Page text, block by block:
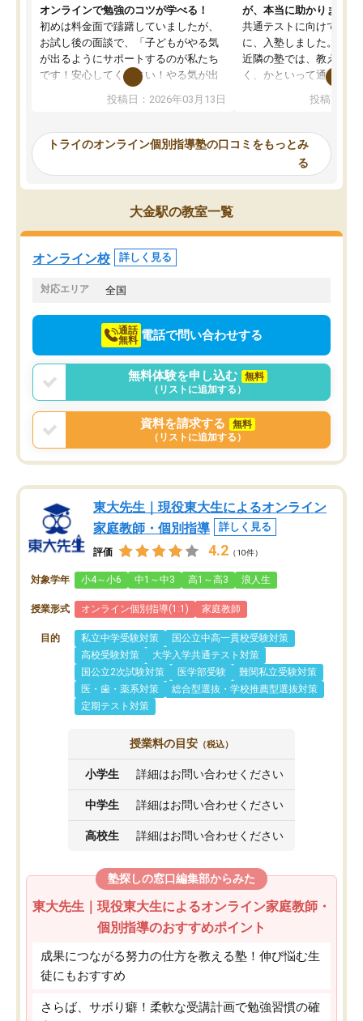
オンラインで勉強のコツが学べる！
初めは料金面で躊躇していましたが、
お試し後の面談で、「子どもがやる気
が出るようにサポートするのが私たち
です！安心してください！やる気が出
ないのは私たち講師の責任です」と言
ってくださり、確かに！と考えて、思
ったんですが、学生の先生から学ぶこ
み、徐々に成績が上がったらいいなと
思っていました。何が今足りないのか
を的確に指導いただき、子どももびっ
くりするほど楽しんでやる気を持って
塾を受けています。狙い通り、少しず
つ成績も上がり、苦手意識も無くなっ
てきたので、さらに苦手な数学も追加
でお願いしました。来年の高校受験に
投稿日：2026年03月13日
が、本当に助かりました
共通テストに向けての追
に、入塾しました。田舎
近隣の塾では、教えても
く、かといって通うには
可能なので本当に助か
らないところをピンポイ
頂いて、とてもわかり
していました。一生を
スト、多少お金がかかっ
投稿日：
トライのオンライン個別指導塾の口コミをもっとみ
る
大金駅の教室一覧
オンライン校 詳しく見る
対応エリア 全国
通話
無料 電話で問い合わせする
無料体験を申し込む
無料
（リストに追加する）
資料を請求する
無料
（リストに追加する）
東大先生｜現役東大生によるオンライン
家庭教師・個別指導
詳しく見る
評価 4.2 （10件）
対象学年 小4～小6 中1～中3 高1～高3 浪人生
授業形式 オンライン個別指導(1:1) 家庭教師
目的 私立中学受験対策
国公立中高一貫校受験対策
高校受験対策
大学入学共通テスト対策
国公立2次試験対策
医学部受験
難関私立受験対策
医・歯・薬系対策
総合型選抜・学校推薦型選抜対策
定期テスト対策
授業料の目安 （税込）
小学生 詳細はお問い合わせください
中学生 詳細はお問い合わせください
高校生 詳細はお問い合わせください
塾探しの窓口編集部からみた
東大先生｜現役東大生によるオンライン家庭教師・
個別指導のおすすめポイント
成果につながる努力の仕方を教える塾！伸び悩む生
徒にもおすすめ
さらば、サボり癖！柔軟な受講計画で勉強習慣の確